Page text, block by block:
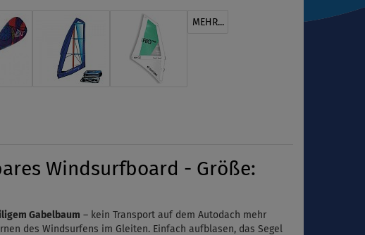
MEHR...
Windsurfboard - Größe:
Gabelbaum – kein Transport auf dem Autodach mehr
des Windsurfens im Gleiten. Einfach aufblasen, das Segel